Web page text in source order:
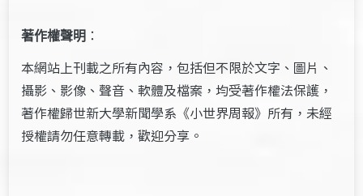
著作權聲明 ：
本網站上刊載之所有內容，包括但不限於文字、圖片、
攝影、影像、聲音、軟體及檔案，均受著作權法保護，
著作權歸世新大學新聞學系《小世界周報》所有，未經
授權請勿任意轉載，歡迎分享。